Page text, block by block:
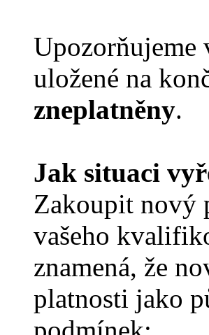
Upozorňujeme
uložené na
zneplatněny.
Jak situaci
Zakoupit nový
vašeho
znamená, že
platnosti jako